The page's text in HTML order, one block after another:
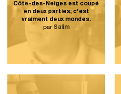
Côte-des-Neiges est coupé
en deux parties; c’est
vraiment deux mondes.
par Salim